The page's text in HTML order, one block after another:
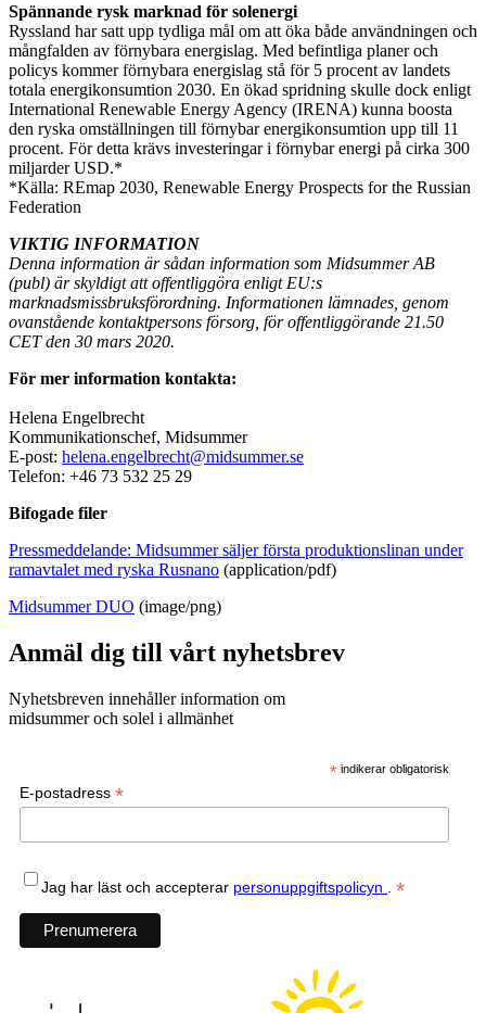
Spännande rysk marknad för solenergi
Ryssland har satt upp tydliga mål om att öka både användningen och
mångfalden av förnybara energislag. Med befintliga planer och
policys kommer förnybara energislag stå för 5 procent av landets
totala energikonsumtion 2030. En ökad spridning skulle dock enligt
International Renewable Energy Agency (IRENA) kunna boosta
den ryska omställningen till förnybar energikonsumtion upp till 11
procent. För detta krävs investeringar i förnybar energi på cirka 300
miljarder USD.*
*Källa: REmap 2030, Renewable Energy Prospects for the Russian
Federation
VIKTIG INFORMATION
Denna information är sådan information som Midsummer AB
(publ) är skyldigt att offentliggöra enligt EU:s
marknadsmissbruksförordning. Informationen lämnades, genom
ovanstående kontaktpersons försorg, för offentliggörande 21.50
CET den 30 mars 2020.
För mer information kontakta:
Helena Engelbrecht
Kommunikationschef, Midsummer
E-post: helena.engelbrecht@midsummer.se
Telefon: +46 73 532 25 29
Bifogade filer
Pressmeddelande: Midsummer säljer första produktionslinan under
ramavtalet med ryska Rusnano (application/pdf)
Midsummer DUO (image/png)
Anmäl dig till vårt nyhetsbrev
Nyhetsbreven innehåller information om
midsummer och solel i allmänhet
*indikerar obligatorisk
E-postadress *
Jag har läst och accepterar personuppgiftspolicyn *